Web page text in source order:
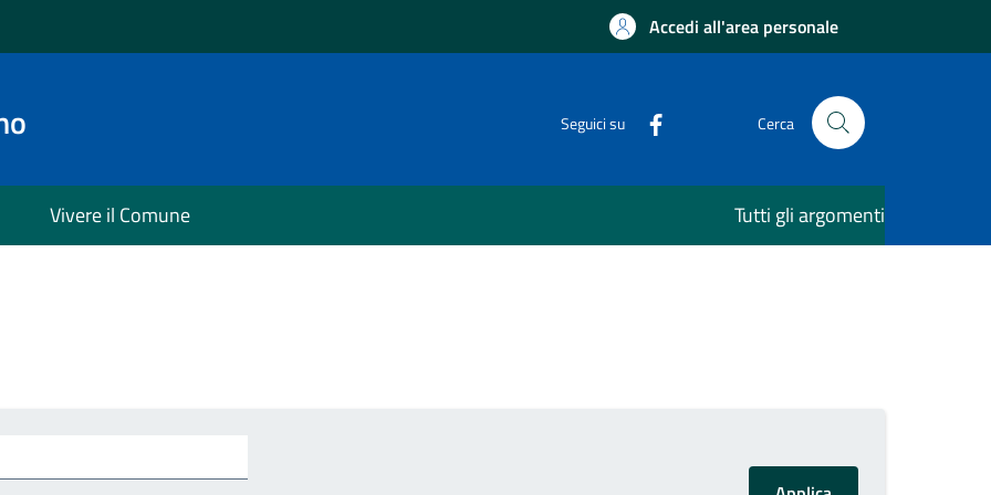
Accedi all'area personale
Seguici su Cerca
Vivere il Comune Tutti gli argomenti